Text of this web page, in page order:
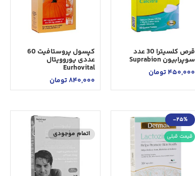
قرص کلسیترا 30 عدد
سوپرابیون Suprabion
450,000تومان
کپسول پروستافیت 60
عددی یوروویتال
Eurhovital
840,000تومان
قیمت قبلی
-25%
اتمام موجودی